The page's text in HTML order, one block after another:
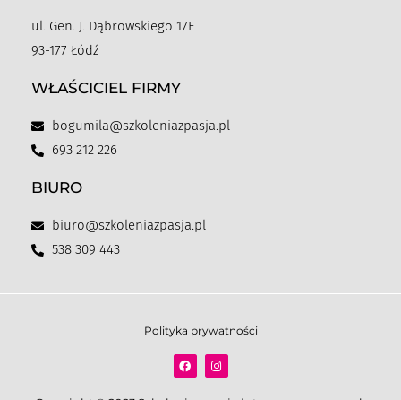
ul. Gen. J. Dąbrowskiego 17E
93-177 Łódź
WŁAŚCICIEL FIRMY
bogumila@szkoleniazpasja.pl
693 212 226
BIURO
biuro@szkoleniazpasja.pl
538 309 443
Polityka prywatności